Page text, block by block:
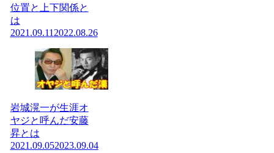
位置と上下関係と
は
2021.09.11 2022.08.26
岩城滉一が生涯オ
ヤジと呼んだ安藤
昇とは
2021.09.052023.09.04